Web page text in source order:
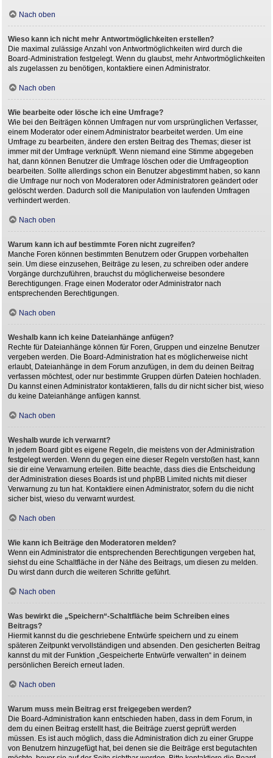
Nach oben
Wieso kann ich nicht mehr Antwortmöglichkeiten erstellen?
Die maximal zulässige Anzahl von Antwortmöglichkeiten wird durch die
Board-Administration festgelegt. Wenn du glaubst, mehr Antwortmöglichkeiten
als zugelassen zu benötigen, kontaktiere einen Administrator.
Nach oben
Wie bearbeite oder lösche ich eine Umfrage?
Wie bei den Beiträgen können Umfragen nur vom ursprünglichen Verfasser,
einem Moderator oder einem Administrator bearbeitet werden. Um eine
Umfrage zu bearbeiten, ändere den ersten Beitrag des Themas; dieser ist
immer mit der Umfrage verknüpft. Wenn niemand eine Stimme abgegeben
hat, dann können Benutzer die Umfrage löschen oder die Umfrageoption
bearbeiten. Sollte allerdings schon ein Benutzer abgestimmt haben, so kann
die Umfrage nur noch von Moderatoren oder Administratoren geändert oder
gelöscht werden. Dadurch soll die Manipulation von laufenden Umfragen
verhindert werden.
Nach oben
Warum kann ich auf bestimmte Foren nicht zugreifen?
Manche Foren können bestimmten Benutzern oder Gruppen vorbehalten
sein. Um diese einzusehen, Beiträge zu lesen, zu schreiben oder andere
Vorgänge durchzuführen, brauchst du möglicherweise besondere
Berechtigungen. Frage einen Moderator oder Administrator nach
entsprechenden Berechtigungen.
Nach oben
Weshalb kann ich keine Dateianhänge anfügen?
Rechte für Dateianhänge können für Foren, Gruppen und einzelne Benutzer
vergeben werden. Die Board-Administration hat es möglicherweise nicht
erlaubt, Dateianhänge in dem Forum anzufügen, in dem du deinen Beitrag
verfassen möchtest, oder nur bestimmte Gruppen dürfen Dateien hochladen.
Du kannst einen Administrator kontaktieren, falls du dir nicht sicher bist, wieso
du keine Dateianhänge anfügen kannst.
Nach oben
Weshalb wurde ich verwarnt?
In jedem Board gibt es eigene Regeln, die meistens von der Administration
festgelegt werden. Wenn du gegen eine dieser Regeln verstoßen hast, kann
sie dir eine Verwarnung erteilen. Bitte beachte, dass dies die Entscheidung
der Administration dieses Boards ist und phpBB Limited nichts mit dieser
Verwarnung zu tun hat. Kontaktiere einen Administrator, sofern du die nicht
sicher bist, wieso du verwarnt wurdest.
Nach oben
Wie kann ich Beiträge den Moderatoren melden?
Wenn ein Administrator die entsprechenden Berechtigungen vergeben hat,
siehst du eine Schaltfläche in der Nähe des Beitrags, um diesen zu melden.
Du wirst dann durch die weiteren Schritte geführt.
Nach oben
Was bewirkt die „Speichern“-Schaltfläche beim Schreiben eines
Beitrags?
Hiermit kannst du die geschriebene Entwürfe speichern und zu einem
späteren Zeitpunkt vervollständigen und absenden. Den gesicherten Beitrag
kannst du mit der Funktion „Gespeicherte Entwürfe verwalten“ in deinem
persönlichen Bereich erneut laden.
Nach oben
Warum muss mein Beitrag erst freigegeben werden?
Die Board-Administration kann entschieden haben, dass in dem Forum, in
dem du einen Beitrag erstellt hast, die Beiträge zuerst geprüft werden
müssen. Es ist auch möglich, dass die Administration dich zu einer Gruppe
von Benutzern hinzugefügt hat, bei denen sie die Beiträge erst begutachten